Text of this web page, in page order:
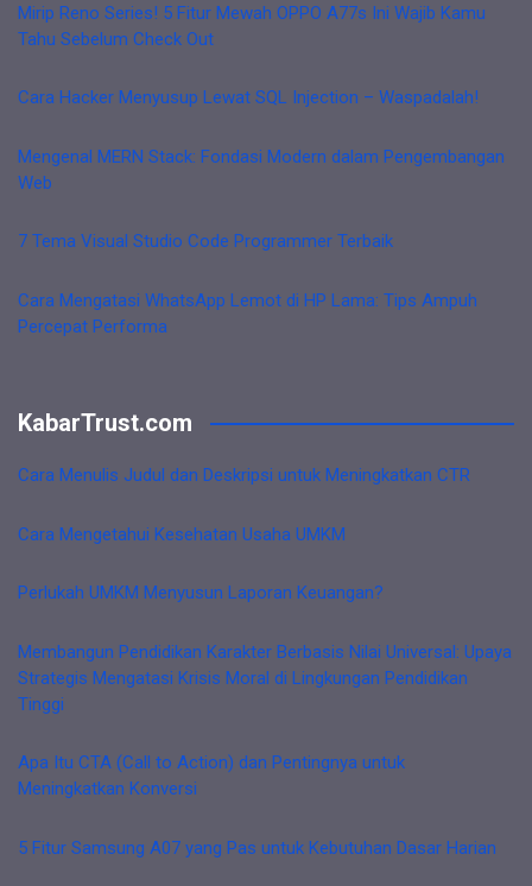
Mirip Reno Series! 5 Fitur Mewah OPPO A77s Ini Wajib Kamu
Tahu Sebelum Check Out
Cara Hacker Menyusup Lewat SQL Injection – Waspadalah!
Mengenal MERN Stack: Fondasi Modern dalam Pengembangan
Web
7 Tema Visual Studio Code Programmer Terbaik
Cara Mengatasi WhatsApp Lemot di HP Lama: Tips Ampuh
Percepat Performa
KabarTrust.com
Cara Menulis Judul dan Deskripsi untuk Meningkatkan CTR
Cara Mengetahui Kesehatan Usaha UMKM
Perlukah UMKM Menyusun Laporan Keuangan?
Membangun Pendidikan Karakter Berbasis Nilai Universal: Upaya
Strategis Mengatasi Krisis Moral di Lingkungan Pendidikan
Tinggi
Apa Itu CTA (Call to Action) dan Pentingnya untuk
Meningkatkan Konversi
5 Fitur Samsung A07 yang Pas untuk Kebutuhan Dasar Harian